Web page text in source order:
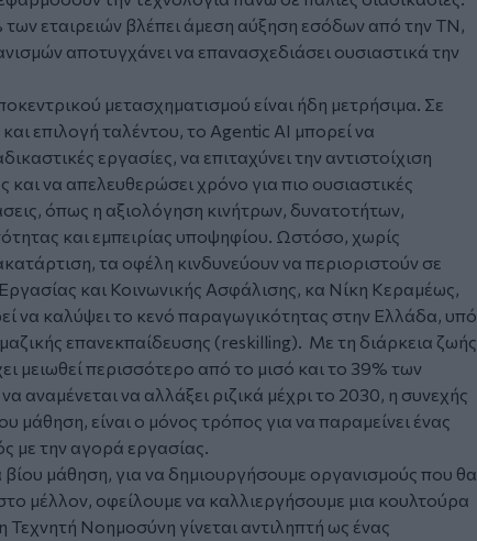
των εταιρειών βλέπει άμεση αύξηση εσόδων από την ΤΝ,
αποτυγχάνει να επανασχεδιάσει ουσιαστικά την
μετασχηματισμού είναι ήδη μετρήσιμα. Σε
επιλογή ταλέντου, το Agentic AI μπορεί να
εργασίες, να επιταχύνει την αντιστοίχιση
να απελευθερώσει χρόνο για πιο ουσιαστικές
όπως η αξιολόγηση κινήτρων, δυνατοτήτων,
και εμπειρίας υποψηφίου. Ωστόσο, χωρίς
τα οφέλη κινδυνεύουν να περιοριστούν σε
και Κοινωνικής Ασφάλισης, κα Νίκη Κεραμέως,
να καλύψει το κενό παραγωγικότητας στην Ελλάδα, υπό
επανεκπαίδευσης (reskilling). Με τη διάρκεια ζωής
μειωθεί περισσότερο από το μισό και το 39% των
αναμένεται να αλλάξει ριζικά μέχρι το 2030, η συνεχής
μάθηση, είναι ο μόνος τρόπος για να παραμείνει ένας
με την αγορά εργασίας.
μάθηση, για να δημιουργήσουμε οργανισμούς που θα
μέλλον, οφείλουμε να καλλιεργήσουμε μια κουλτούρα
Τεχνητή Νοημοσύνη γίνεται αντιληπτή ως ένας